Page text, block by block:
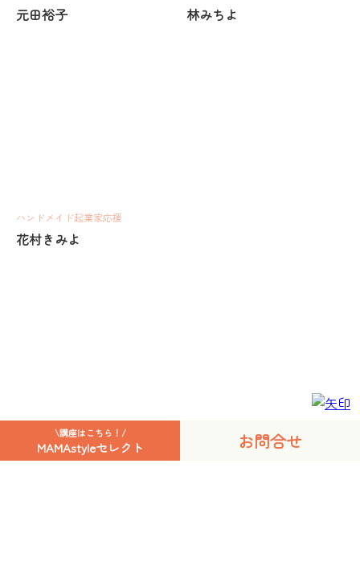
元田裕子 林みちよ
ハンドメイド起業家応援
花村きみよ
≪
\講座はこちら！/
MAMAstyleセレクト お問合せ